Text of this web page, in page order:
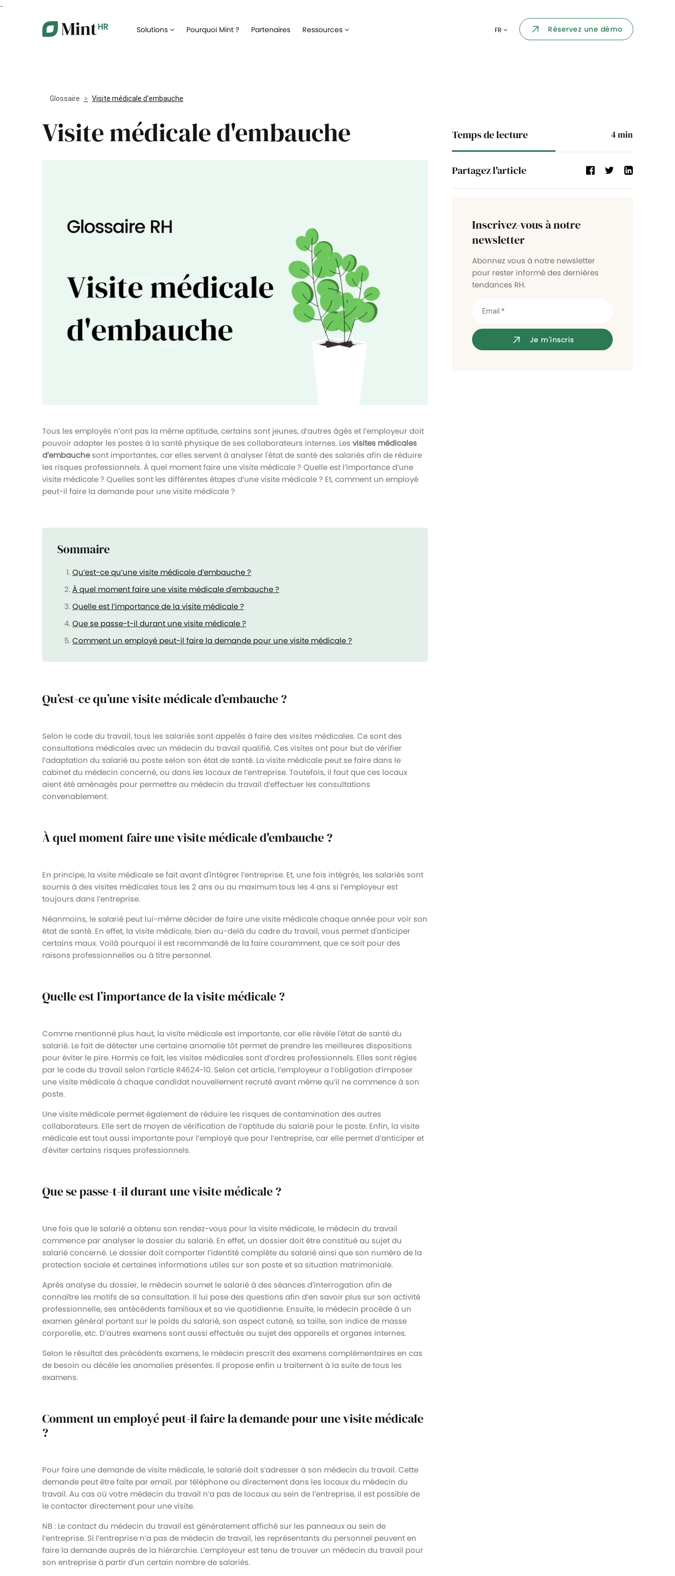
Solutions Pourquoi Mint ? Partenaires Ressources FR Réservez une démo
-
Glossaire Visite médicale d'embauche
Visite médicale d'embauche
Tous les employés n’ont pas la même aptitude, certains sont jeunes, d’autres âgés et l’employeur doit
pouvoir adapter les postes à la santé physique de ses collaborateurs internes. Les visites médicales
d’embauchesont importantes, car elles servent à analyser l'état de santé des salariés afin de réduire
les risques professionnels. À quel moment faire une visite médicale ? Quelle est l’importance d’une
visite médicale ? Quelles sont les différentes étapes d’une visite médicale ? Et, comment un employé
peut-il faire la demande pour une visite médicale ?
Sommaire
Qu’est-ce qu’une visite médicale d’embauche ?
À quel moment faire une visite médicale d'embauche ?
Quelle est l’importance de la visite médicale ?
Que se passe-t-il durant une visite médicale ?
Comment un employé peut-il faire la demande pour une visite médicale ?
Qu’est-ce qu’une visite médicale d’embauche ?
Selon le code du travail, tous les salariés sont appelés à faire des visites médicales. Ce sont des
consultations médicales avec un médecin du travail qualifié. Ces visites ont pour but de vérifier
l’adaptation du salarié au poste selon son état de santé. La visite médicale peut se faire dans le
cabinet du médecin concerné, ou dans les locaux de l’entreprise. Toutefois, il faut que ces locaux
aient été aménagés pour permettre au médecin du travail d’effectuer les consultations
convenablement.
À quel moment faire une visite médicale d'embauche ?
En principe, la visite médicale se fait avant d'intégrer l’entreprise. Et, une fois intégrés, les salariés sont
soumis à des visites médicales tous les 2 ans ou au maximum tous les 4 ans si l’employeur est
toujours dans l’entreprise.
Néanmoins, le salarié peut lui-même décider de faire une visite médicale chaque année pour voir son
état de santé. En effet, la visite médicale, bien au-delà du cadre du travail, vous permet d'anticiper
certains maux. Voilà pourquoi il est recommandé de la faire couramment, que ce soit pour des
raisons professionnelles ou à titre personnel.
Quelle est l’importance de la visite médicale ?
Comme mentionné plus haut, la visite médicale est importante, car elle révèle l'état de santé du
salarié. Le fait de détecter une certaine anomalie tôt permet de prendre les meilleures dispositions
pour éviter le pire. Hormis ce fait, les visites médicales sont d’ordres professionnels. Elles sont régies
par le code du travail selon l’article R4624-10. Selon cet article, l’employeur a l’obligation d’imposer
une visite médicale à chaque candidat nouvellement recruté avant même qu’il ne commence à son
poste.
Une visite médicale permet également de réduire les risques de contamination des autres
collaborateurs. Elle sert de moyen de vérification de l’aptitude du salarié pour le poste. Enfin, la visite
médicale est tout aussi importante pour l’employé que pour l’entreprise, car elle permet d’anticiper et
d'éviter certains risques professionnels.
Que se passe-t-il durant une visite médicale ?
Une fois que le salarié a obtenu son rendez-vous pour la visite médicale, le médecin du travail
commence par analyser le dossier du salarié. En effet, un dossier doit être constitué au sujet du
salarié concerné. Le dossier doit comporter l’identité complète du salarié ainsi que son numéro de la
protection sociale et certaines informations utiles sur son poste et sa situation matrimoniale.
Après analyse du dossier, le médecin soumet le salarié à des séances d’interrogation afin de
connaître les motifs de sa consultation. Il lui pose des questions afin d’en savoir plus sur son activité
professionnelle, ses antécédents familiaux et sa vie quotidienne. Ensuite, le médecin procède à un
examen général portant sur le poids du salarié, son aspect cutané, sa taille, son indice de masse
corporelle, etc. D’autres examens sont aussi effectués au sujet des appareils et organes internes.
Selon le résultat des précédents examens, le médecin prescrit des examens complémentaires en cas
de besoin ou décèle les anomalies présentes. Il propose enfin u traitement à la suite de tous les
examens.
Comment un employé peut-il faire la demande pour une visite médicale
?
Pour faire une demande de visite médicale, le salarié doit s’adresser à son médecin du travail. Cette
demande peut être faite par email, par téléphone ou directement dans les locaux du médecin du
travail. Au cas où votre médecin du travail n’a pas de locaux au sein de l’entreprise, il est possible de
le contacter directement pour une visite.
NB : Le contact du médecin du travail est généralement affiché sur les panneaux au sein de
l’entreprise. Si l’entreprise n’a pas de médecin de travail, les représentants du personnel peuvent en
faire la demande auprès de la hiérarchie. L’employeur est tenu de trouver un médecin du travail pour
son entreprise à partir d’un certain nombre de salariés.
Temps de lecture 4min
Partagez l'article
Inscrivez-vous à notre
newsletter
Abonnez vous à notre newsletter
pour rester informé des dernières
tendances RH.
Je m'inscris
Centralisez vos données RH dans un portail
unique
Digitalisez la gestion de votre processus de
Automatisez la gestion de vos documents
administratifs
Assurez un meilleur suivi des parcours de
formation de vos collaborateurs
Simplifiez et coordonnez la préparation de
votre paie
lists RH
Suivi mutuelle
Événement d'entreprise
Annuaire d'entreprise